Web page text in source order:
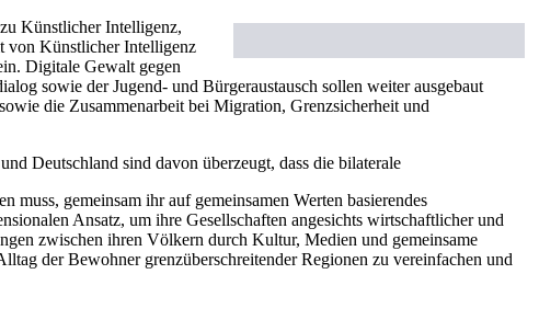
Künstlicher Intelligenz,
von Künstlicher Intelligenz
Digitale Gewalt gegen
sowie der Jugend- und Bürgeraustausch sollen weiter ausgebaut
die Zusammenarbeit bei Migration, Grenzsicherheit und
Deutschland sind davon überzeugt, dass die bilaterale
gemeinsam ihr auf gemeinsamen Werten basierendes
Ansatz, um ihre Gesellschaften angesichts wirtschaftlicher und
zwischen ihren Völkern durch Kultur, Medien und gemeinsame
der Bewohner grenzüberschreitender Regionen zu vereinfachen und